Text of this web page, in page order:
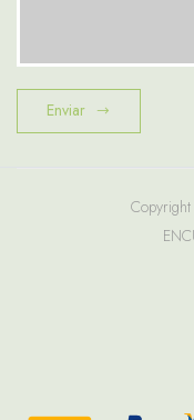
Enviar